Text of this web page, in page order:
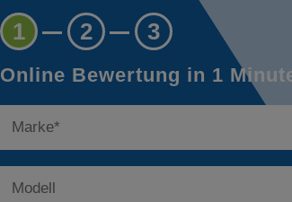
1 2 3
Online Bewertung in 1